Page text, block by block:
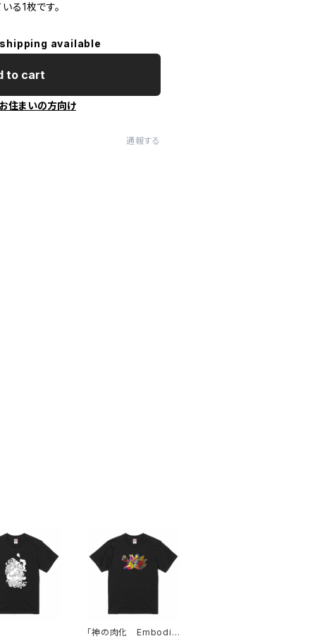
る1枚です。
available
to cart
住まいの方向け
通報する
「神の肉化 Embodie